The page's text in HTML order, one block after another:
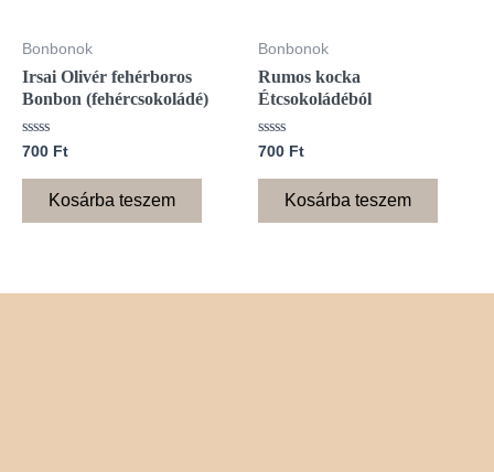
Bonbonok
Irsai Olivér fehérboros
Bonbon (fehércsokoládé)
Értékelés:
/
700 Ft
Kosárba teszem
Bonbonok
Rumos kocka
Étcsokoládéból
Értékelés:
/
700 Ft
Kosárba teszem